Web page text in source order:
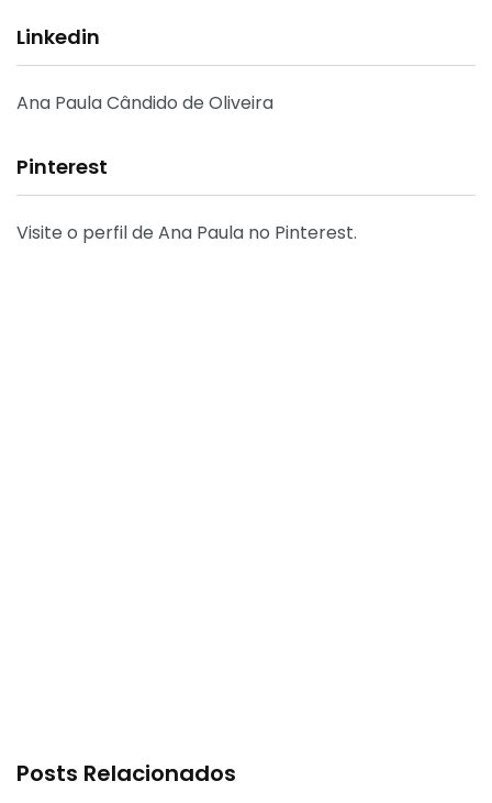
Linkedin
Ana Paula Cândido de Oliveira
Pinterest
Visite o perfil de Ana Paula no Pinterest.
Posts Relacionados